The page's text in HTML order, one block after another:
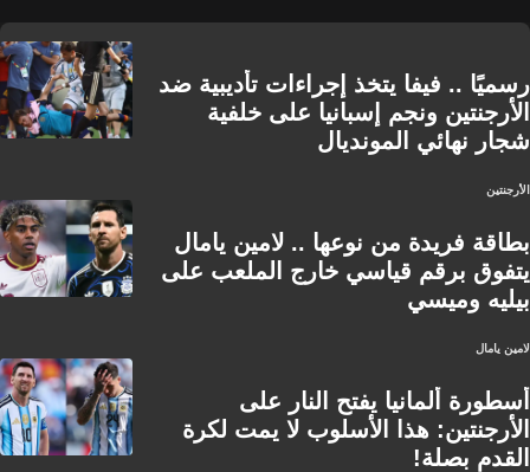
رسميًا .. فيفا يتخذ إجراءات تأديبية ضد
الأرجنتين ونجم إسبانيا على خلفية
شجار نهائي المونديال
الأرجنتين
بطاقة فريدة من نوعها .. لامين يامال
يتفوق برقم قياسي خارج الملعب على
بيليه وميسي
لامين يامال
أسطورة ألمانيا يفتح النار على
الأرجنتين: هذا الأسلوب لا يمت لكرة
القدم بصلة!